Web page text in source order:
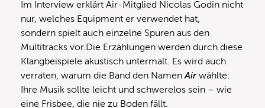
Im Interview erklärt Air-Mitglied Nicolas Godin nicht
nur, welches Equipment er verwendet hat,
sondern spielt auch einzelne Spuren aus den
Multitracks vor.Die Erzählungen werden durch diese
Klangbeispiele akustisch untermalt. Es wird auch
verraten, warum die Band den NamenAirwählte:
Ihre Musik sollte leicht und schwerelos sein – wie
eine Frisbee, die nie zu Boden fällt.